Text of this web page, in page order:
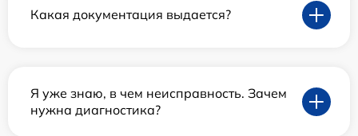
Какая документация выдается?
Я уже знаю, в чем неисправность. Зачем
нужна диагностика?